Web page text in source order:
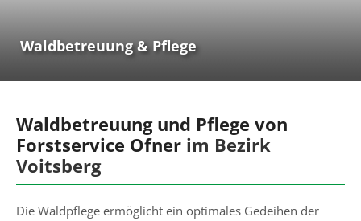
Waldbetreuung & Pflege
Waldbetreuung und Pflege von
Forstservice Ofner im Bezirk
Voitsberg
Die Waldpflege ermöglicht ein optimales Gedeihen der